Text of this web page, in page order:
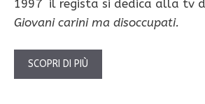
1997 il regista si dedica alla tv
Giovani carini ma disoccupati.
SCOPRI DI PIÙ